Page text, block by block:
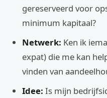
gereserveerd voor
minimum kapitaal?
Netwerk: Ken ik
expat) die me kan
vinden van
Idee: Is mijn